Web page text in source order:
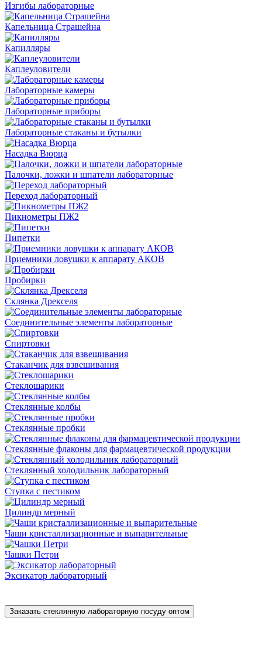
Изгибы лабораторные
Капельница Страшейна
Капилляры
Каплеуловители
Лабораторные камеры
Лабораторные приборы
Лабораторные стаканы и бутылки
Насадка Вюрца
Палочки, ложки и шпатели лабораторные
Переход лабораторный
Пикнометры ПЖ2
Пипетки
Приемники ловушки к аппарату АКОВ
Пробирки
Склянка Дрекселя
Соединительные элементы лабораторные
Спиртовки
Стаканчик для взвешивания
Стеклошарики
Стеклянные колбы
Стеклянные пробки
Стеклянные флаконы для фармацевтической продукции
Стеклянный холодильник лабораторный
Ступка с пестиком
Цилиндр мерный
Чаши кристаллизационные и выпарительные
Чашки Петри
Эксикатор лабораторный
Заказать стеклянную лабораторную посуду оптом